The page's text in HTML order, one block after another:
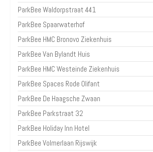
ParkBee Waldorpstraat 441
ParkBee Spaarwaterhof
ParkBee HMC Bronovo Ziekenhuis
ParkBee Van Bylandt Huis
ParkBee HMC Westeinde Ziekenhuis
ParkBee Spaces Rode Olifant
ParkBee De Haagsche Zwaan
ParkBee Parkstraat 32
ParkBee Holiday Inn Hotel
ParkBee Volmerlaan Rijswijk